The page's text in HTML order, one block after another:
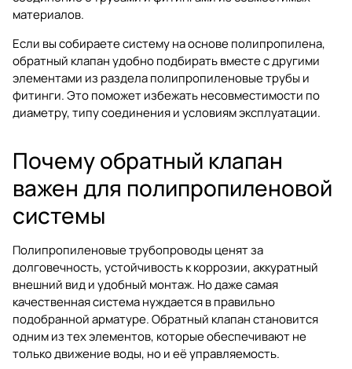
материалов.
Если вы собираете систему на основе полипропилена,
обратный клапан удобно подбирать вместе с другими
элементами из разделаполипропиленовые трубы и
фитинги. Это поможет избежать несовместимости по
диаметру, типу соединения и условиям эксплуатации.
Почему обратный клапан
важен для полипропиленовой
системы
Полипропиленовые трубопроводы ценят за
долговечность, устойчивость к коррозии, аккуратный
внешний вид и удобный монтаж. Но даже самая
качественная система нуждается в правильно
подобранной арматуре. Обратный клапан становится
одним из тех элементов, которые обеспечивают не
только движение воды, но и её управляемость.